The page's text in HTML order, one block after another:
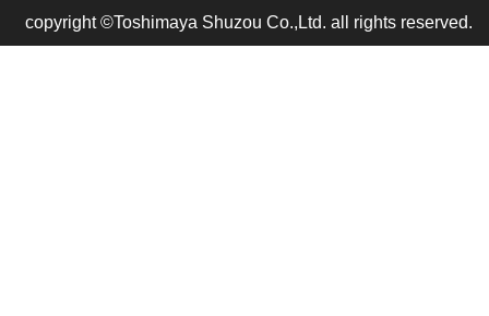
copyright ©Toshimaya Shuzou Co.,Ltd. all rights reserved.